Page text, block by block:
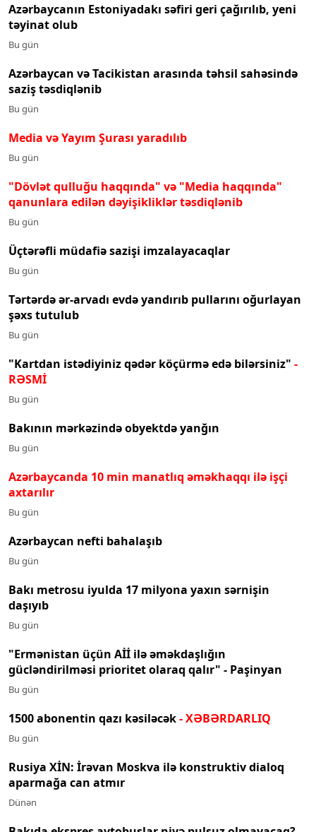
Azərbaycanın Estoniyadakı səfiri geri çağırılıb, yeni
təyinat olub
Bu gün
Azərbaycan və Tacikistan arasında təhsil sahəsində
saziş təsdiqlənib
Bu gün
Media və Yayım Şurası yaradılıb
Bu gün
"Dövlət qulluğu haqqında" və "Media haqqında"
qanunlara edilən dəyişikliklər təsdiqlənib
Bu gün
Üçtərəfli müdafiə sazişi imzalayacaqlar
Bu gün
Tərtərdə ər-arvadı evdə yandırıb pullarını oğurlayan
şəxs tutulub
Bu gün
"Kartdan istədiyiniz qədər köçürmə edə bilərsiniz" -
RƏSMİ
Bu gün
Bakının mərkəzində obyektdə yanğın
Bu gün
Azərbaycanda 10 min manatlıq əməkhaqqı ilə işçi
axtarılır
Bu gün
Azərbaycan nefti bahalaşıb
Bu gün
Bakı metrosu iyulda 17 milyona yaxın sərnişin
daşıyıb
Bu gün
"Ermənistan üçün Aİİ ilə əməkdaşlığın
gücləndirilməsi prioritet olaraq qalır" - Paşinyan
Bu gün
1500 abonentin qazı kəsiləcək- XƏBƏRDARLIQ
Bu gün
Rusiya XİN: İrəvan Moskva ilə konstruktiv dialoq
aparmağa can atmır
Dünən